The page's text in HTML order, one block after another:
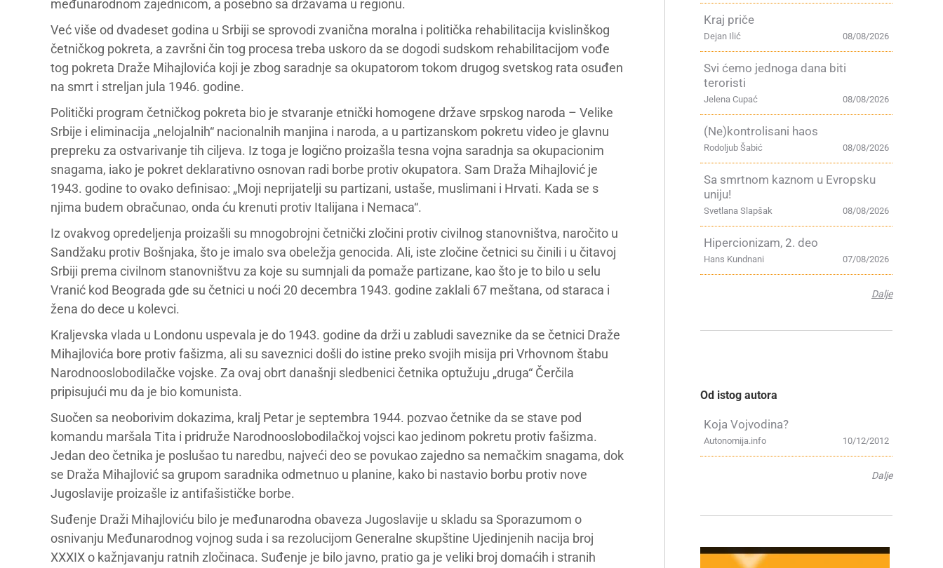
međunarodnom zajednicom, a posebno sa državama u regionu.
Već više od dvadeset godina u Srbiji se sprovodi zvanična moralna i politička rehabilitacija kvislinškog
četničkog pokreta, a završni čin tog procesa treba uskoro da se dogodi sudskom rehabilitacijom vođe
tog pokreta Draže Mihajlovića koji je zbog saradnje sa okupatorom tokom drugog svetskog rata osuđen
na smrt i streljan jula 1946. godine.
Politički program četničkog pokreta bio je stvaranje etnički homogene države srpskog naroda – Velike
Srbije i eliminacija „nelojalnih“ nacionalnih manjina i naroda, a u partizanskom pokretu video je glavnu
prepreku za ostvarivanje tih ciljeva. Iz toga je logično proizašla tesna vojna saradnja sa okupacionim
snagama, iako je pokret deklarativno osnovan radi borbe protiv okupatora. Sam Draža Mihajlović je
1943. godine to ovako definisao: „Moji neprijatelji su partizani, ustaše, muslimani i Hrvati. Kada se s
njima budem obračunao, onda ću krenuti protiv Italijana i Nemaca“.
Iz ovakvog opredeljenja proizašli su mnogobrojni četnički zločini protiv civilnog stanovništva, naročito u
Sandžaku protiv Bošnjaka, što je imalo sva obeležja genocida. Ali, iste zločine četnici su činili i u čitavoj
Srbiji prema civilnom stanovništvu za koje su sumnjali da pomaže partizane, kao što je to bilo u selu
Vranić kod Beograda gde su četnici u noći 20 decembra 1943. godine zaklali 67 meštana, od staraca i
žena do dece u kolevci.
Kraljevska vlada u Londonu uspevala je do 1943. godine da drži u zabludi saveznike da se četnici Draže
Mihajlovića bore protiv fašizma, ali su saveznici došli do istine preko svojih misija pri Vrhovnom štabu
Narodnooslobodilačke vojske. Za ovaj obrt današnji sledbenici četnika optužuju „druga“ Čerčila
pripisujući mu da je bio komunista.
Suočen sa neoborivim dokazima, kralj Petar je septembra 1944. pozvao četnike da se stave pod
komandu maršala Tita i pridruže Narodnooslobodilačkoj vojsci kao jedinom pokretu protiv fašizma.
Jedan deo četnika je poslušao tu naredbu, najveći deo se povukao zajedno sa nemačkim snagama, dok
se Draža Mihajlović sa grupom saradnika odmetnuo u planine, kako bi nastavio borbu protiv nove
Jugoslavije proizašle iz antifašističke borbe.
Suđenje Draži Mihajloviću bilo je međunarodna obaveza Jugoslavije u skladu sa Sporazumom o
osnivanju Međunarodnog vojnog suda i sa rezolucijom Generalne skupštine Ujedinjenih nacija broj
XXXIX o kažnjavanju ratnih zločinaca. Suđenje je bilo javno, pratio ga je veliki broj domaćih i stranih
Kraj priče
08/08/2026
Dejan Ilić
Svi ćemo jednoga dana biti
teroristi
08/08/2026
Jelena Cupać
(Ne)kontrolisani haos
08/08/2026
Rodoljub Šabić
Sa smrtnom kaznom u Evropsku
uniju!
08/08/2026
Svetlana Slapšak
Hipercionizam, 2. deo
07/08/2026
Hans Kundnani
Dalje
Od istog autora
Koja Vojvodina?
10/12/2012
Autonomija.info
Dalje